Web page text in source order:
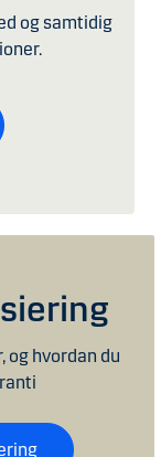
og samtidig
og hvordan du